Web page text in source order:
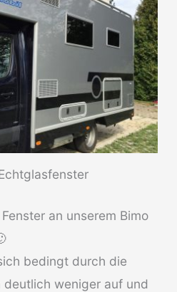
an unserem Bimo
bedingt durch die
deutlich weniger auf und